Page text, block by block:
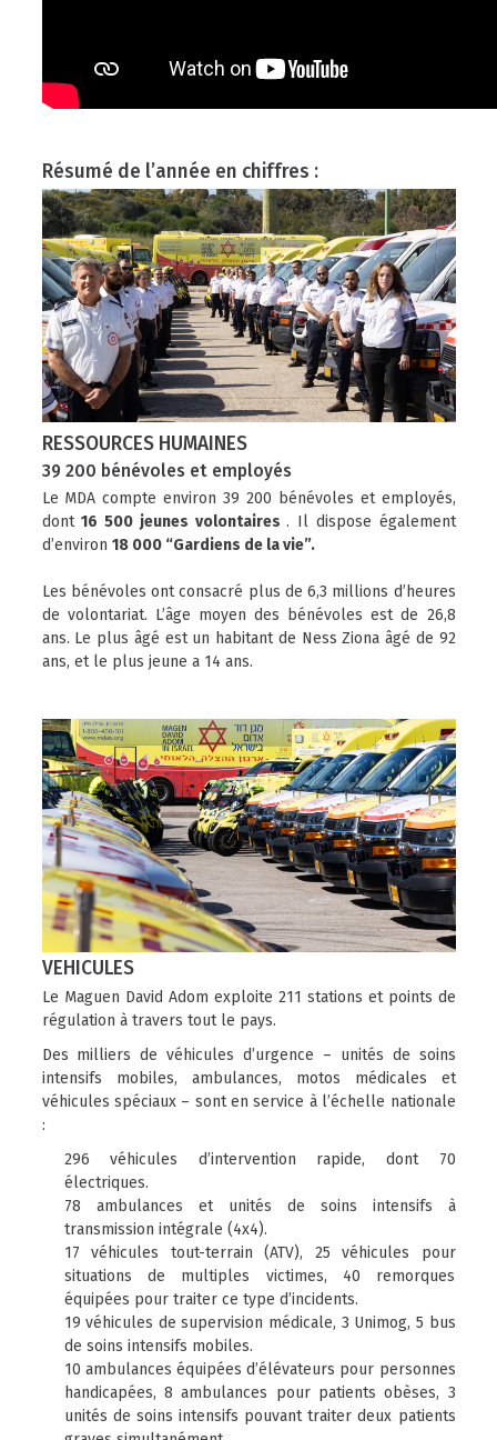
Résumé de l’année en chiffres :
RESSOURCES HUMAINES
39 200 bénévoles et employés
Le MDA compte environ 39 200 bénévoles et employés,
dont16 500 jeunes volontaires. Il dispose également
d’environ 18 000 “Gardiens de la vie”.
Les bénévoles ont consacré plus de 6,3 millions d’heures
de volontariat. L’âge moyen des bénévoles est de 26,8
ans. Le plus âgé est un habitant de Ness Ziona âgé de 92
ans, et le plus jeune a 14 ans.
VEHICULES
Le Maguen David Adom exploite 211 stations et points de
régulation à travers tout le pays.
Des milliers de véhicules d’urgence – unités de soins
intensifs mobiles, ambulances, motos médicales et
véhicules spéciaux – sont en service à l’échelle nationale
:
296 véhicules d’intervention rapide, dont 70
électriques.
78 ambulances et unités de soins intensifs à
transmission intégrale (4x4).
17 véhicules tout-terrain (ATV), 25 véhicules pour
situations de multiples victimes, 40 remorques
équipées pour traiter ce type d’incidents.
19 véhicules de supervision médicale, 3 Unimog, 5 bus
de soins intensifs mobiles.
10 ambulances équipées d’élévateurs pour personnes
handicapées, 8 ambulances pour patients obèses, 3
unités de soins intensifs pouvant traiter deux patients